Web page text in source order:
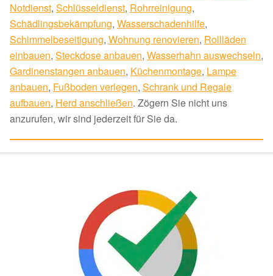
Notdienst, Schlüsseldienst, Rohrreinigung,
Schädlingsbekämpfung, Wasserschadenhilfe,
Schimmelbeseitigung, Wohnung renovieren, Rollläden
einbauen, Steckdose anbauen, Wasserhahn auswechseln,
Gardinenstangen anbauen, Küchenmontage, Lampe
anbauen, Fußboden verlegen, Schrank und Regale
aufbauen, Herd anschließen. Zögern Sie nicht uns
anzurufen, wir sind jederzeit für Sie da.